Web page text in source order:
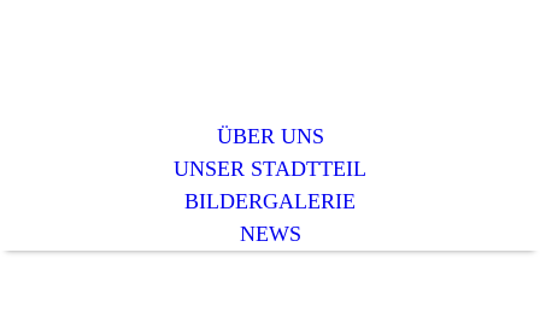
ÜBER UNS
UNSER STADTTEIL
BILDERGALERIE
NEWS